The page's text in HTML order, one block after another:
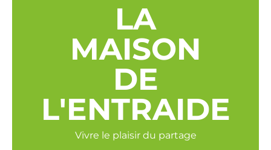
LA
MAISON
DE
L'ENTRAIDE
Vivre le plaisir du partage